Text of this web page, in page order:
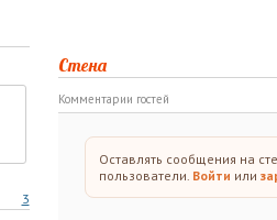
Стена
Комментарии гостей
Оставлять сообщения на
пользователи. Войти или
3